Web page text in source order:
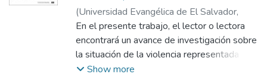
(Universidad Evangélica de El Salvador,
2013-10-28) Meléndez Ramírez, Óscar A.
En el presente trabajo, el lector o lectora
encontrará un avance de investigación sobre
la situación de la violencia representada en
delitos de homicidio y asesinato ocurridos
Show more